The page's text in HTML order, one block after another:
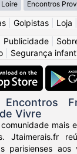
Encontros
Golpistas Loja
Publicidade
Segurança
Vivre
mais
Jtaimerais.fr
parisienses aos